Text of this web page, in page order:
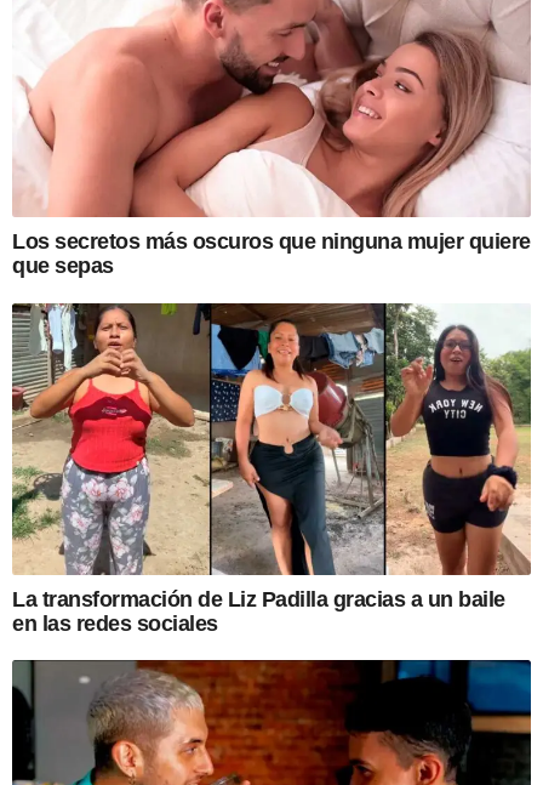
Los secretos más oscuros que ninguna mujer quiere
que sepas
La transformación de Liz Padilla gracias a un baile
en las redes sociales